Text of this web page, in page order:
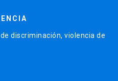
discriminación, violencia de